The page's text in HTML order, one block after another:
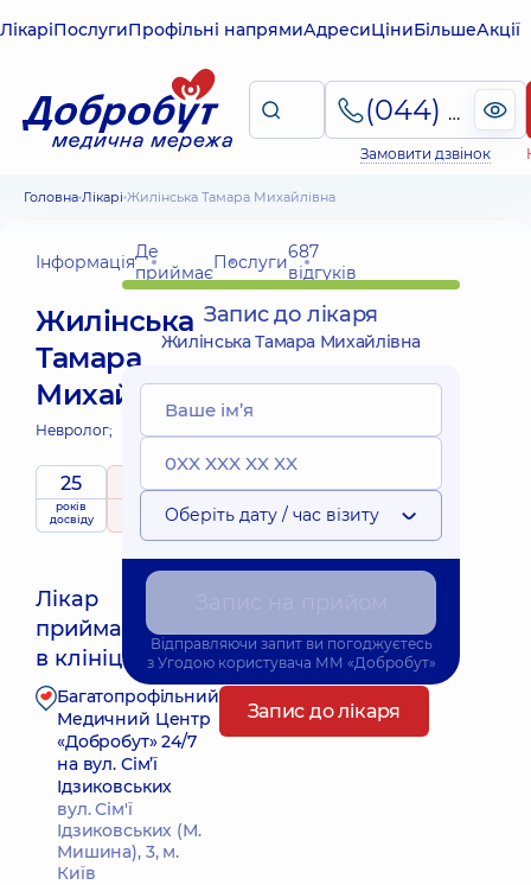
ЛікаріПослугиПрофільні напрямиАдресиЦіниБільшеАкції
(044) 495-2-888
Замовити дзвінок
Головна Лікарі Жилінська Тамара Михайлівна
ІнформаціяДе
приймаєПослуги687
відгуків
Жилінська
Тамара
Михайлівна
Невролог;
25
років
досвіду
5 / 5
рейтингна підставі
687 відгуків
Лікар
приймає
в клініці
Найближчий час прийому: 12.08.2026 8:45
Багатопрофільний
Медичний Центр
«Добробут» 24/7
на вул. Сім’ї
Ідзиковських
вул. Сім'ї
Ідзиковських (М.
Мишина), 3, м.
Київ
Запис до лікаря
Запис до лікаря
Жилінська Тамара Михайлівна
Оберіть дату / час візиту
Відправляючи запит ви погоджуєтесь
з Угодою користувача ММ «Добробут»